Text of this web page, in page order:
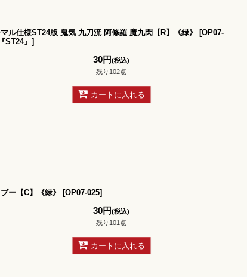
ル仕様ST24版 鬼気 九刀流 阿修羅 魔九閃【R】《緑》 [OP07-
ST24』]
30円(税込)
残り102点
カートに入れる
ー【C】《緑》 [OP07-025]
30円(税込)
残り101点
カートに入れる